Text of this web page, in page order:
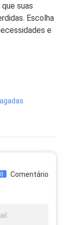
suas
Escolha
e
0 Comentário